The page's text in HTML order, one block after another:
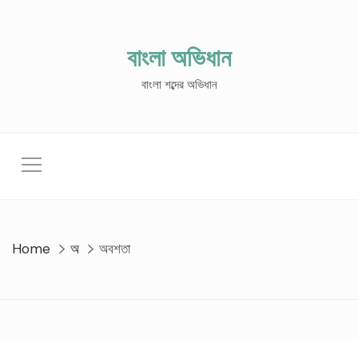
বাংলা অভিধান
বাংলা শব্দের অভিধান
Home অ অবশতা